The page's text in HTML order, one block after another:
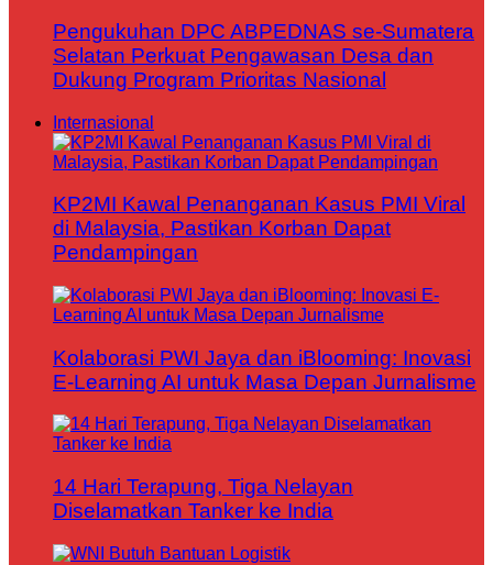
Pengukuhan DPC ABPEDNAS se-Sumatera
Selatan Perkuat Pengawasan Desa dan
Dukung Program Prioritas Nasional
Internasional
KP2MI Kawal Penanganan Kasus PMI Viral
di Malaysia, Pastikan Korban Dapat
Pendampingan
Kolaborasi PWI Jaya dan iBlooming: Inovasi
E-Learning AI untuk Masa Depan Jurnalisme
14 Hari Terapung, Tiga Nelayan
Diselamatkan Tanker ke India